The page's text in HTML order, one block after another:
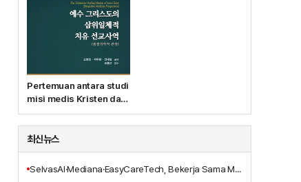
perusahaannya, IDT
Pertemuan antara studi
misi medis Kristen dan
kedokteran integratif,
Terbitnya Buku Baru
'Pelayanan
Penyembuhan
Tritunggal Yesus
최신뉴스
SelvasAI·Mediana·EasyCareTech, Bekerja Sama Mengembangkan Solusi Bangsal Pintar Berbasis AI